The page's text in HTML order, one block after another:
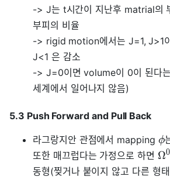
-> J는 t시간이 지난후 matrial의
부피의 비율
-> rigid motion에서는 J=1, J>1
J<1 은 감소
-> J=0이면 volume이 0이 된다
세계에서 일어나지 않음)
5.3 Push Forward and Pull Back
라그랑지안 관점에서 mapping ϕ
또한 매끄럽다는 가정으로 하면 Ω0
동형(찢거나 붙이지 않고 다른 형